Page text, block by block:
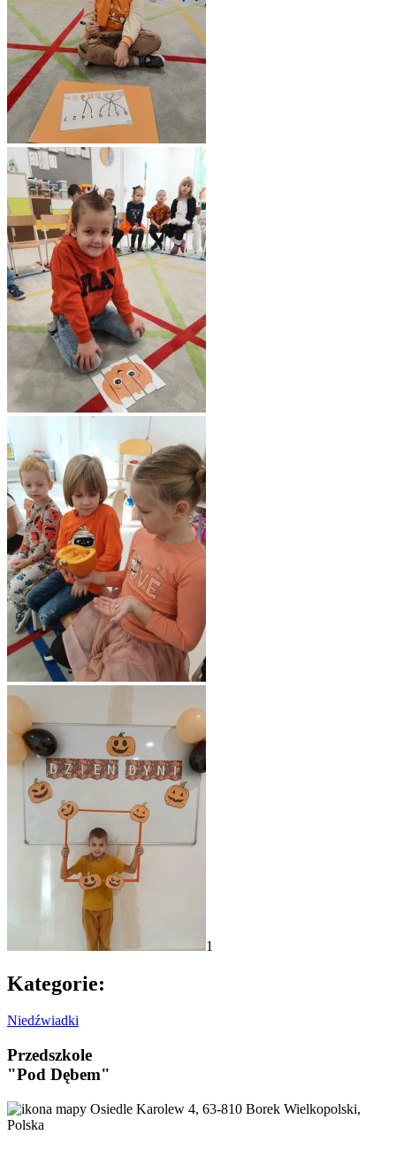
1
Kategorie:
Niedźwiadki
Przedszkole
"Pod Dębem"
Osiedle Karolew 4, 63-810 Borek Wielkopolski,
Polska